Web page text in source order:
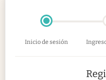
Inicio de sesión